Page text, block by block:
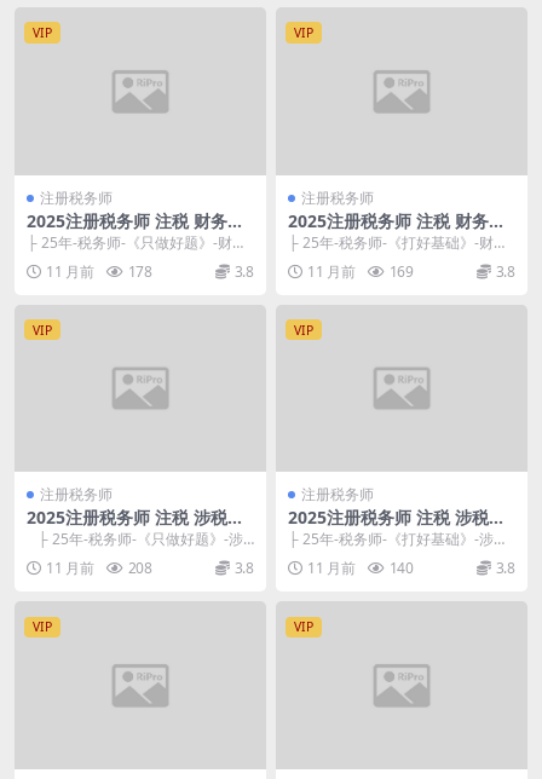
VIP
注册税务师
2025注册税务师 注税 财务与
会计 好题特训营-贾昕尧
├ 25年-税务师-《只做好题》-财务
与会计 ├ 25年财会-《只做好题》-
答案...11 月前 178 3.8
VIP
注册税务师
2025注册税务师 注税 财务与
会计 基础必修课-顾言
├ 25年-税务师-《打好基础》-财务
与会计 └ 25年财会-《打好基础》.p
d... 11 月前 169 3.8
VIP
注册税务师
2025注册税务师 注税 涉税服
务相关法律 好题特训营-朴香
兰
├ 25年-税务师-《只做好题》-涉
税服务相关法律 ├ 25年法律-《只
做...11 月前 208 3.8
VIP
注册税务师
2025注册税务师 注税 涉税服
务相关法律 基础必修课-付湘
钧
├ 25年-税务师-《打好基础》-涉税
服务相关法律 └ 25年法律-《打好
基础》...
11 月前 140 3.8
VIP VIP